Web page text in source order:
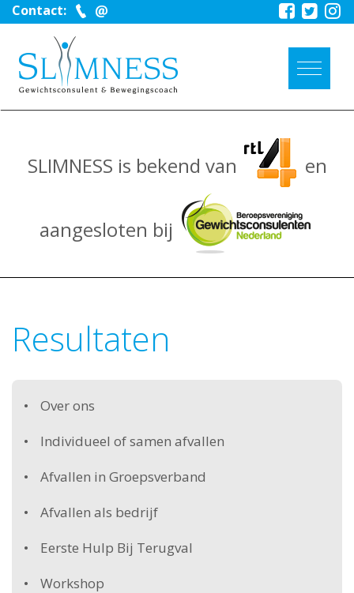
Contact:
SLIMNESS is bekend van en
aangesloten bij
Resultaten
Over ons
Individueel of samen afvallen
Afvallen in Groepsverband
Afvallen als bedrijf
Eerste Hulp Bij Terugval
Workshop